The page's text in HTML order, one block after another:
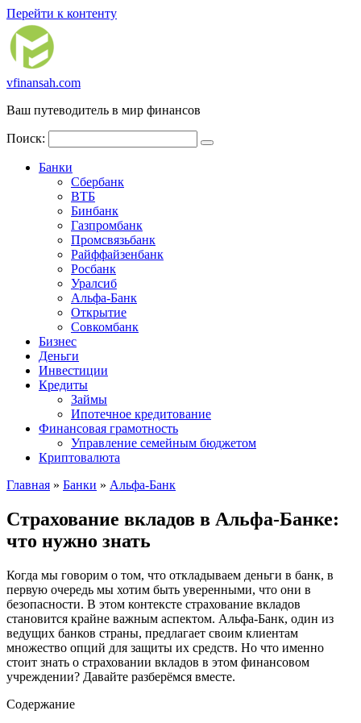
Перейти к контенту
vfinansah.com
Ваш путеводитель в мир финансов
Поиск:
Банки
Сбербанк
ВТБ
Бинбанк
Газпромбанк
Промсвязьбанк
Райффайзенбанк
Росбанк
Уралсиб
Альфа-Банк
Открытие
Совкомбанк
Бизнес
Деньги
Инвестиции
Кредиты
Займы
Ипотечное кредитование
Финансовая грамотность
Управление семейным бюджетом
Криптовалюта
Главная » Банки » Альфа-Банк
Страхование вкладов в Альфа-Банке:
что нужно знать
Когда мы говорим о том, что откладываем деньги в банк, в
первую очередь мы хотим быть уверенными, что они в
безопасности. В этом контексте страхование вкладов
становится крайне важным аспектом. Альфа-Банк, один из
ведущих банков страны, предлагает своим клиентам
множество опций для защиты их средств. Но что именно
стоит знать о страховании вкладов в этом финансовом
учреждении? Давайте разберёмся вместе.
Содержание